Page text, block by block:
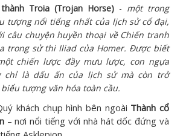
Troia (Trojan Horse) - một trong
tượng nổi tiếng nhất của lịch sử cổ đại,
câu chuyện huyền thoại về Chiến tranh
trong sử thi Iliad của Homer. Được biết
chiến lược đầy mưu lược, con ngựa
chỉ là dấu ấn của lịch sử mà còn trở
tượng văn hóa toàn cầu.
khách chụp hình bên ngoài Thành cổ
– nơi nổi tiếng với nhà hát dốc đứng và